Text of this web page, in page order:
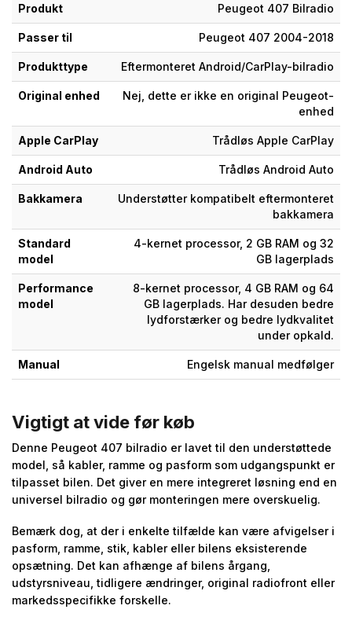
Produkt Peugeot 407 Bilradio
Passer til Peugeot 407 2004-2018
Produkttype Eftermonteret Android/CarPlay-bilradio
Original enhed
Nej, dette er ikke en original Peugeot-
enhed
Apple CarPlay Trådløs Apple CarPlay
Android Auto Trådløs Android Auto
Bakkamera
Understøtter kompatibelt eftermonteret
bakkamera
Standard
model
4-kernet processor, 2 GB RAM og 32
GB lagerplads
Performance
model
8-kernet processor, 4 GB RAM og 64
GB lagerplads. Har desuden bedre
lydforstærker og bedre lydkvalitet
under opkald.
Manual Engelsk manual medfølger
Vigtigt at vide før køb
Denne Peugeot 407 bilradio er lavet til den understøttede
model, så kabler, ramme og pasform som udgangspunkt er
tilpasset bilen. Det giver en mere integreret løsning end en
universel bilradio og gør monteringen mere overskuelig.
Bemærk dog, at der i enkelte tilfælde kan være afvigelser i
pasform, ramme, stik, kabler eller bilens eksisterende
opsætning. Det kan afhænge af bilens årgang,
udstyrsniveau, tidligere ændringer, original radiofront eller
markedsspecifikke forskelle.